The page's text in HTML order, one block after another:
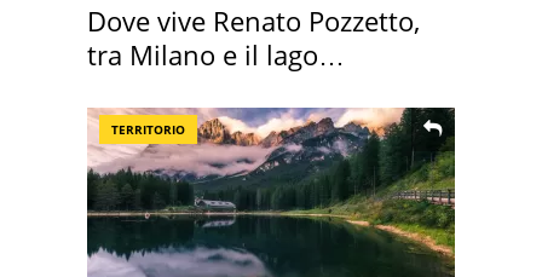
Dove vive Renato Pozzetto,
tra Milano e il lago
TERRITORIO